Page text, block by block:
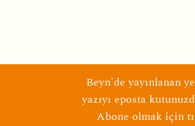
Beyn'de yayınlanan
yazıyı eposta
Abone olmak için